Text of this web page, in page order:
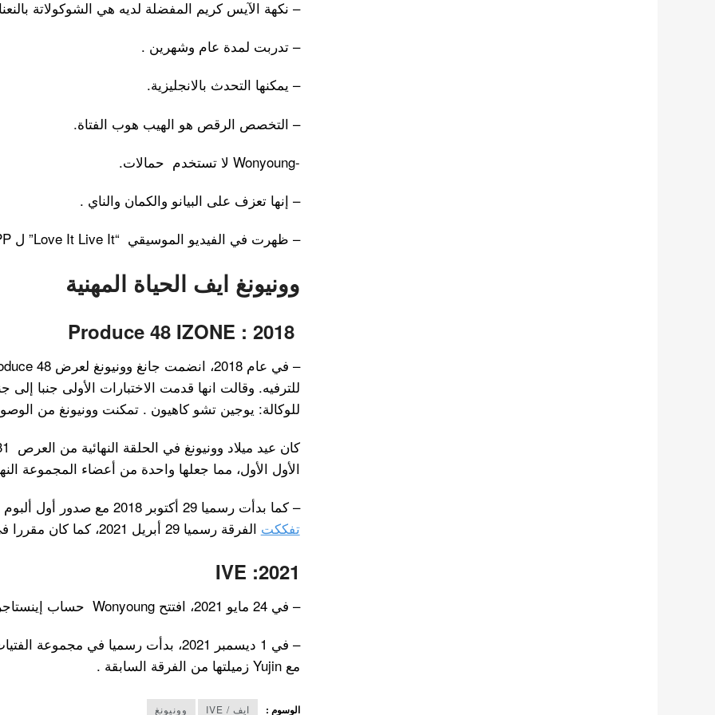
– نكهة الآيس كريم المفضلة لديه هي الشوكولاتة
– تدربت لمدة عام وشهرين .
– يمكنها التحدث بالانجليزية.
– التخصص الرقص هو الهيب هوب الفتاة.
-Wonyoung لا تستخدم حمالات.
– إنها تعزف على البيانو والكمان والناي .
– ظهرت في الفيديو الموسيقي “Love It Live It” ل YDPP .
وونيونغ ايف الحياة المهنية
2018 : Produce 48 IZONE
للترفيه. وقالت انها قدمت الاختبارات الأولى جنبا
للوكالة: يوجين تشو كاهيون . تمكنت وونيونغ من
الأول الأول، مما جعلها واحدة من أعضاء المجموعة
– كما بدأت رسميا 29 أكتوبر 2018 مع صدور أول ألبوم مصغر للفرقة ايزون “COLOR” . لكن
تفككت الفرقة رسميا 29 أبريل 2021، كما كان مقررا في العقد المبرم بينهما.
2021: IVE
– في 24 مايو 2021، افتتح Wonyoung حساب إينستاجرام for_everyoung10 .
مع Yujin زميلتها من الفرقة السابقة .
الوسوم : ايف / IVE وونيونغ